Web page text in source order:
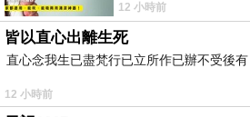
線手持吸塵器評語：
12 小時前
皆以直心出離生死
直心念我生已盡梵行已立所作已辦不受後有
12 小時前